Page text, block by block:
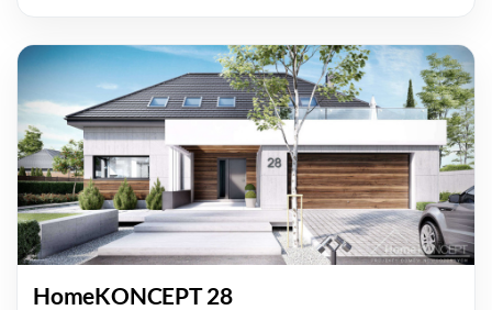
HomeKONCEPT 28